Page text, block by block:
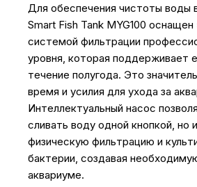
Для обеспечения чистоты воды
Smart Fish Tank MYG100
системой фильтрации
уровня, которая поддерживает
течение полугода. Это
время и усилия для ухода за
Интеллектуальный насос
сливать воду одной кнопкой, но
физическую фильтрацию и
бактерии, создавая
аквариуме.